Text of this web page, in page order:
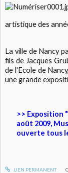
artistique des
La ville de Nancy
fils de Jacques
de l'Ecole de
une grande
>> Exposition
août 2009,
ouverte tous
LIEN PERMANENT